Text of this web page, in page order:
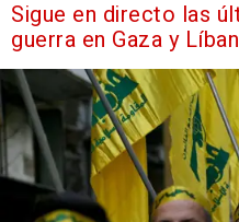
Sigue en directo las
guerra en Gaza y